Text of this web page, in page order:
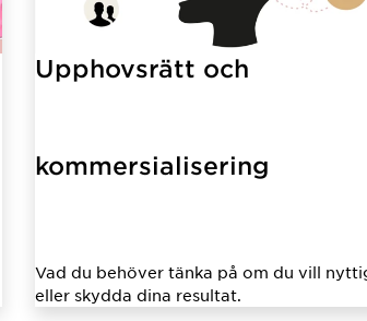
Upphovsrätt och
kommersialisering
Vad du behöver tänka på om du vill
eller skydda dina resultat.